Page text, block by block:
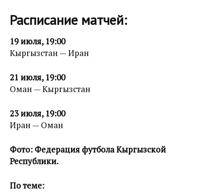
Расписание матчей:
19 июля, 19:00
Кыргызстан — Иран
21 июля, 19:00
Оман — Кыргызстан
23 июля, 19:00
Иран — Оман
Фото: Федерация футбола Кыргызской
Республики.
По теме: